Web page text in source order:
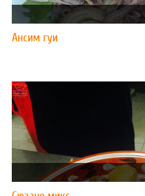
Ансим гуи